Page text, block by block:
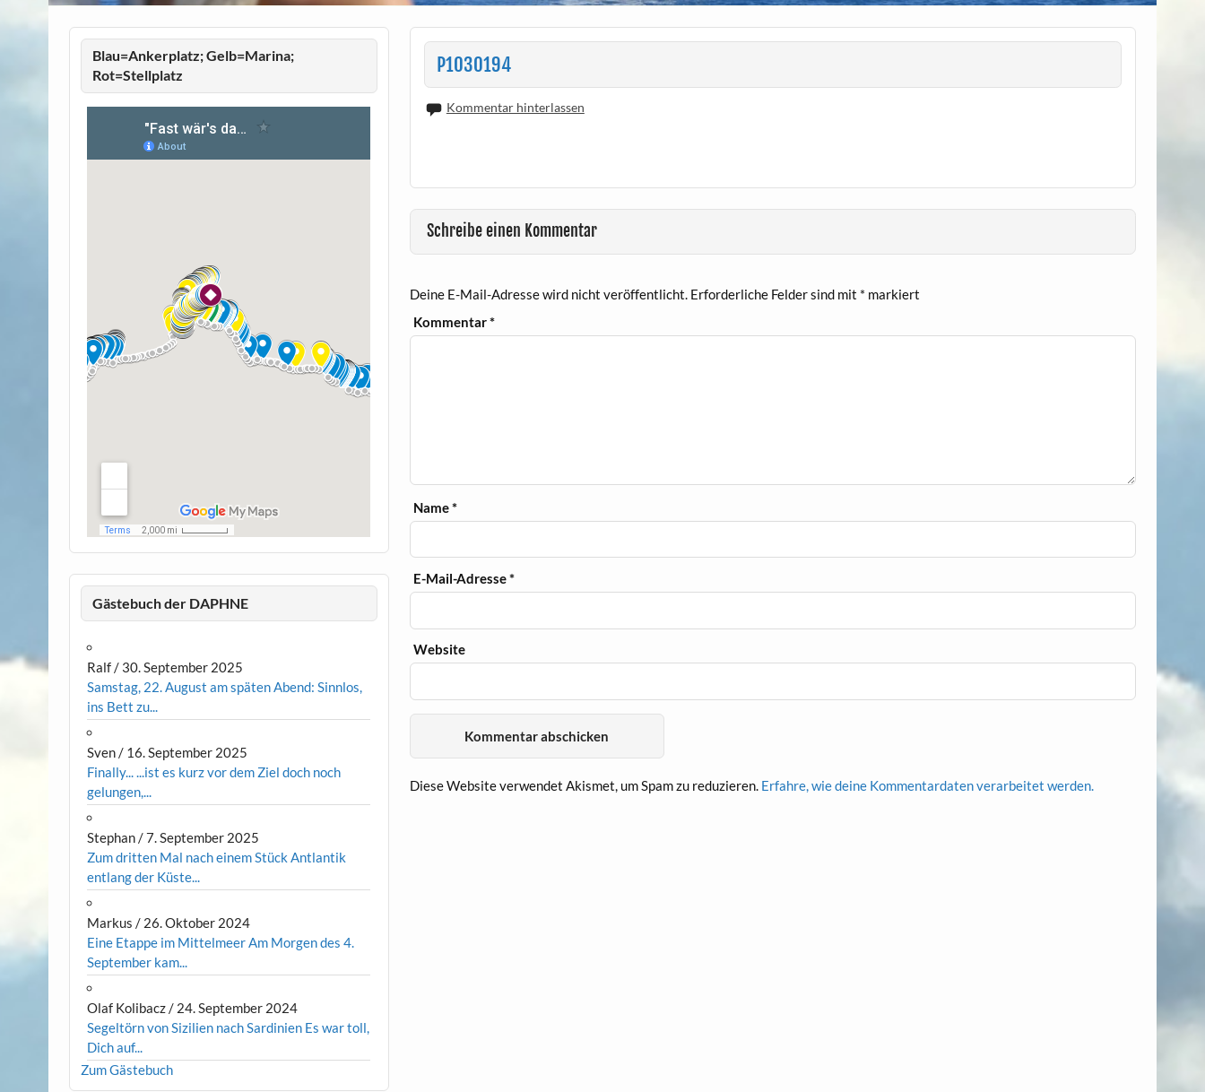
P1030194
Kommentar hinterlassen
Schreibe einen Kommentar
Deine E-Mail-Adresse wird nicht veröffentlicht. Erforderliche Felder sind mit * markiert
Kommentar*
Name*
E-Mail-Adresse*
Website
Diese Website verwendet Akismet, um Spam zu reduzieren. Erfahre, wie deine Kommentardaten verarbeitet werden.
Blau=Ankerplatz; Gelb=Marina;
Rot=Stellplatz
Gästebuch der DAPHNE
Ralf/ 30. September 2025
Samstag, 22. August am späten Abend: Sinnlos,
ins Bett zu...
Sven/ 16. September 2025
Finally... ...ist es kurz vor dem Ziel doch noch
gelungen,...
Stephan/7. September 2025
Zum dritten Mal nach einem Stück Antlantik
entlang der Küste...
Markus / 26. Oktober 2024
Eine Etappe im Mittelmeer Am Morgen des 4.
September kam...
Olaf Kolibacz/ 24. September 2024
Segeltörn von Sizilien nach Sardinien Es war toll,
Dich auf...
Zum Gästebuch